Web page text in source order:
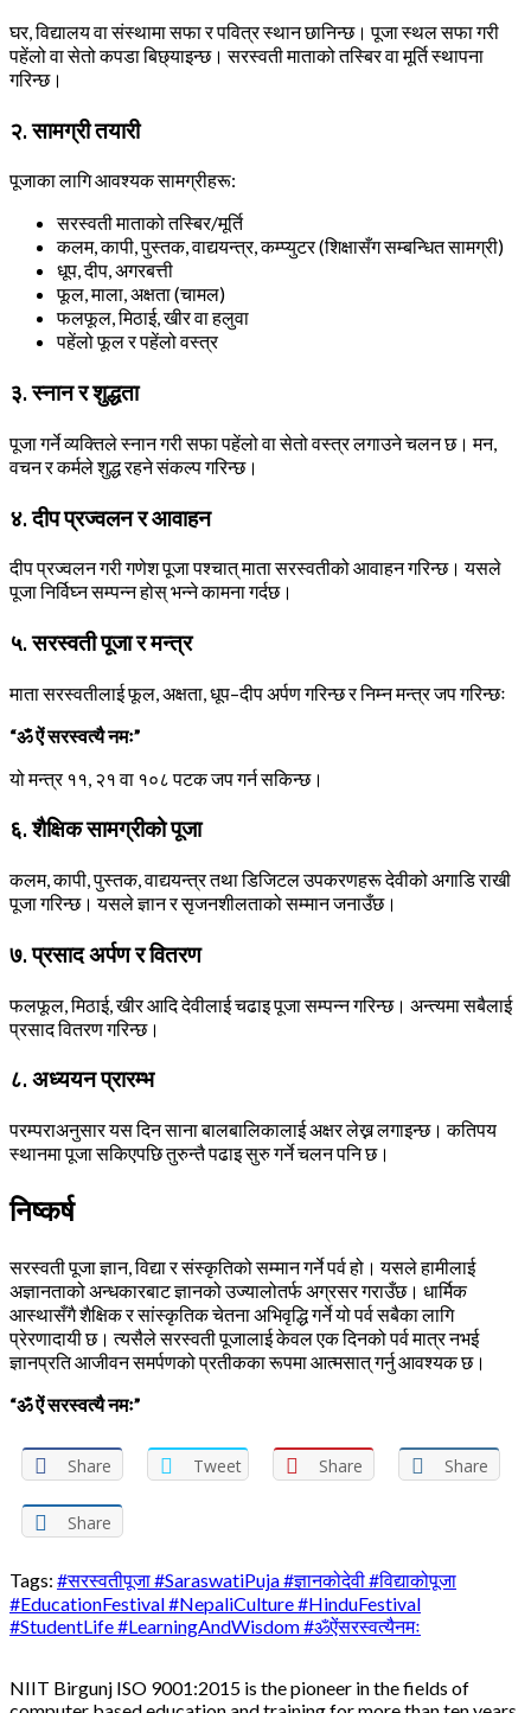
घर, विद्यालय वा संस्थामा सफा र पवित्र स्थान छानिन्छ। पूजा स्थल सफा गरी
पहेंलो वा सेतो कपडा बिछ्याइन्छ। सरस्वती माताको तस्बिर वा मूर्ति स्थापना
गरिन्छ।
२. सामग्री तयारी
पूजाका लागि आवश्यक सामग्रीहरू:
सरस्वती माताको तस्बिर/मूर्ति
कलम, कापी, पुस्तक, वाद्ययन्त्र, कम्प्युटर (शिक्षासँग सम्बन्धित सामग्री)
धूप, दीप, अगरबत्ती
फूल, माला, अक्षता (चामल)
फलफूल, मिठाई, खीर वा हलुवा
पहेंलो फूल र पहेंलो वस्त्र
३. स्नान र शुद्धता
पूजा गर्ने व्यक्तिले स्नान गरी सफा पहेंलो वा सेतो वस्त्र लगाउने चलन छ। मन,
वचन र कर्मले शुद्ध रहने संकल्प गरिन्छ।
४. दीप प्रज्वलन र आवाहन
दीप प्रज्वलन गरी गणेश पूजा पश्चात् माता सरस्वतीको आवाहन गरिन्छ। यसले
पूजा निर्विघ्न सम्पन्न होस् भन्ने कामना गर्दछ।
५. सरस्वती पूजा र मन्त्र
माता सरस्वतीलाई फूल, अक्षता, धूप–दीप अर्पण गरिन्छ र निम्न मन्त्र जप गरिन्छः
“ॐ ऐं सरस्वत्यै नमः”
यो मन्त्र ११, २१ वा १०८ पटक जप गर्न सकिन्छ।
६. शैक्षिक सामग्रीको पूजा
कलम, कापी, पुस्तक, वाद्ययन्त्र तथा डिजिटल उपकरणहरू देवीको अगाडि राखी
पूजा गरिन्छ। यसले ज्ञान र सृजनशीलताको सम्मान जनाउँछ।
७. प्रसाद अर्पण र वितरण
फलफूल, मिठाई, खीर आदि देवीलाई चढाइ पूजा सम्पन्न गरिन्छ। अन्त्यमा सबैलाई
प्रसाद वितरण गरिन्छ।
८. अध्ययन प्रारम्भ
परम्पराअनुसार यस दिन साना बालबालिकालाई अक्षर लेख्न लगाइन्छ। कतिपय
स्थानमा पूजा सकिएपछि तुरुन्तै पढाइ सुरु गर्ने चलन पनि छ।
निष्कर्ष
सरस्वती पूजा ज्ञान, विद्या र संस्कृतिको सम्मान गर्ने पर्व हो। यसले हामीलाई
अज्ञानताको अन्धकारबाट ज्ञानको उज्यालोतर्फ अग्रसर गराउँछ। धार्मिक
आस्थासँगै शैक्षिक र सांस्कृतिक चेतना अभिवृद्धि गर्ने यो पर्व सबैका लागि
प्रेरणादायी छ। त्यसैले सरस्वती पूजालाई केवल एक दिनको पर्व मात्र नभई
ज्ञानप्रति आजीवन समर्पणको प्रतीकका रूपमा आत्मसात् गर्नु आवश्यक छ।
“ॐ ऐं सरस्वत्यै नमः”
Share Tweet Share Share
Share
Tags: #सरस्वतीपूजा #SaraswatiPuja #ज्ञानकोदेवी #विद्याकोपूजा
#EducationFestival #NepaliCulture #HinduFestival
#StudentLife #LearningAndWisdom #ॐऐंसरस्वत्यैनमः
NIIT Birgunj ISO 9001:2015 is the pioneer in the fields of